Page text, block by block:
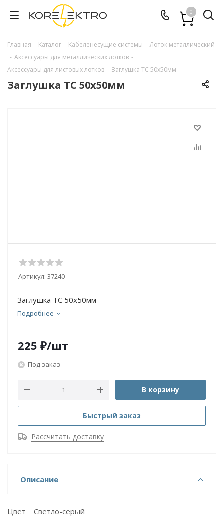
0
Главная - Каталог - Кабеленесущие системы - Лоток металлический
- Аксессуары для металлических лотков -
Аксессуары для листовых лотков - Заглушка ТС 50х50мм
Заглушка ТС 50х50мм
Артикул: 37240
Заглушка ТС 50х50мм
Подробнее
225 ₽/шт
Под заказ
В корзину
Быстрый заказ
Рассчитать доставку
Описание
Цвет Светло-серый